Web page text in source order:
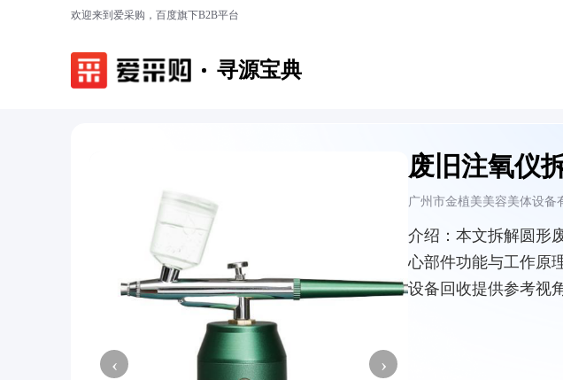
欢迎来到爱采购，百度旗下B2B平台
寻源宝典
‹ ›
废旧注氧仪
广州市金植美美容美体设备
介绍： 本文拆解圆形
心部件功能与工作原
设备回收提供参考视角